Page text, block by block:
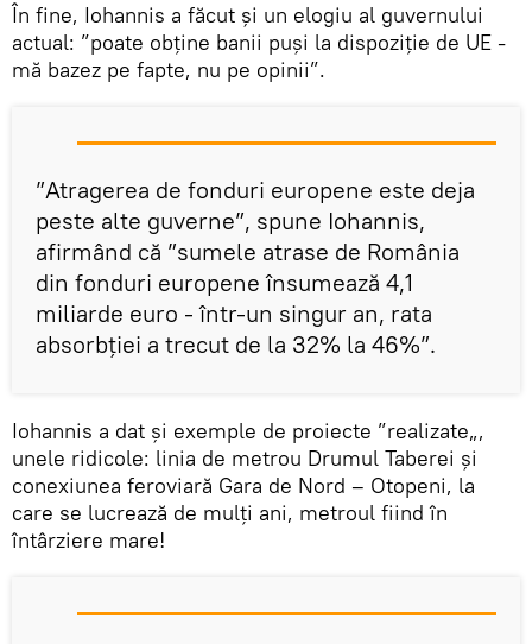
În fine, Iohannis a făcut și un elogiu al guvernului
actual: ”poate obține banii puși la dispoziție de UE -
mă bazez pe fapte, nu pe opinii”.
”Atragerea de fonduri europene este deja
peste alte guverne”, spune Iohannis,
afirmând că ”sumele atrase de România
din fonduri europene însumează 4,1
miliarde euro - într-un singur an, rata
absorbției a trecut de la 32% la 46%”.
Iohannis a dat și exemple de proiecte ”realizate„,
unele ridicole: linia de metrou Drumul Taberei și
conexiunea feroviară Gara de Nord – Otopeni, la
care se lucrează de mulți ani, metroul fiind în
întârziere mare!